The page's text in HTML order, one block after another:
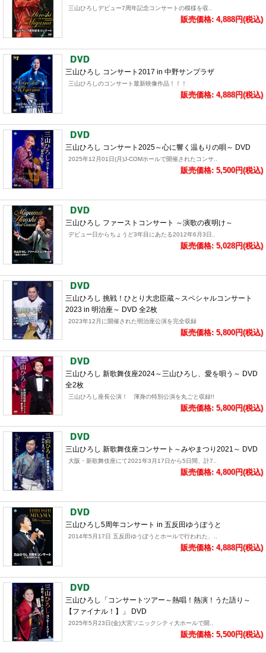
三山ひろしデビュー7周年記念コンサートの模様を収..
販売価格: 4,888円(税込)
三山ひろし コンサート2017 in 中野サンプラザ
三山ひろしのコンサート最新映像作品！！！
販売価格: 4,888円(税込)
三山ひろし コンサート2025～心に響く温もりの唄～ DVD
2025年12月01日(月)J-COMホールで開催されたコンサ..
販売価格: 5,500円(税込)
三山ひろし ファーストコンサート ～演歌の夜明け～
デビュー日からちょうど3年目にあたる2012年6月3日..
販売価格: 5,028円(税込)
三山ひろし 挑戦！ひとり大忠臣蔵～スペシャルコンサート
2023 in 明治座～ DVD 全2枚
2023年12月に開催された明治座公演を完全収録
販売価格: 5,800円(税込)
三山ひろし 新歌舞伎座2024～三山ひろし、愛を唄う～ DVD
全2枚
三山ひろし座長公演！ 渾身の特別公演を丸ごと収録!!
販売価格: 5,800円(税込)
三山ひろし 新歌舞伎座コンサート～みやまつり2021～ DVD
大阪・新歌舞伎座にて2021年3月17日から5日間、計7..
販売価格: 4,800円(税込)
三山ひろし5周年コンサート in 五反田ゆうぽうと
2014年5月17日 五反田ゆうぽうとホールで行われた、..
販売価格: 4,888円(税込)
三山ひろし「コンサートツアー～熱唱！熱演！うた語り～
【ファイナル！】」 DVD
2025年5月23日(金)大宮ソニックシティ大ホールで開..
販売価格: 5,500円(税込)